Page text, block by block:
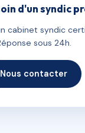
d'un syndic
cabinet syndic
sous 24h.
Nous contacter